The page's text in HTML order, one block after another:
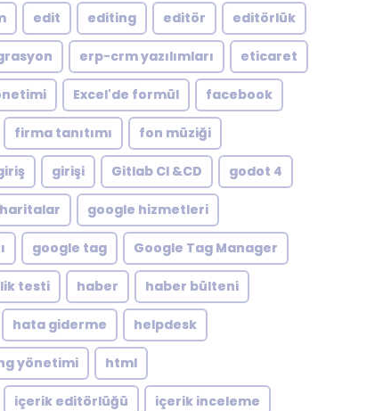
edit editing editör editörlük
erp-crm yazılımları eticaret
Excel'de formül facebook
firma tanıtımı fon müziği
girişi Gitlab CI &CD godot 4
google hizmetleri
google tag Google Tag Manager
testi haber haber bülteni
hata giderme helpdesk
yönetimi html
içerik editörlüğü içerik inceleme